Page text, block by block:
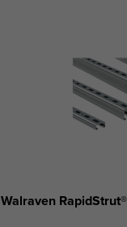
Walraven